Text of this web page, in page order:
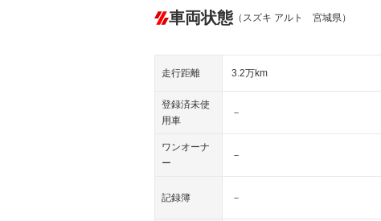
車両状態 （スズキ アルト 宮城県）
走行距離 3.2万km
登録済未使
用車
－
ワンオーナ
ー
－
記録簿 －